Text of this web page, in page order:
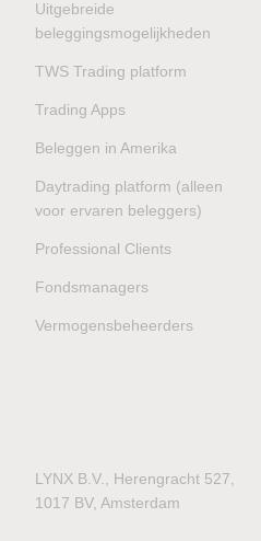
Uitgebreide
beleggingsmogelijkheden
TWS Trading platform
Trading Apps
Beleggen in Amerika
Daytrading platform (alleen
voor ervaren beleggers)
Professional Clients
Fondsmanagers
Vermogensbeheerders
LYNX B.V., Herengracht 527,
1017 BV, Amsterdam